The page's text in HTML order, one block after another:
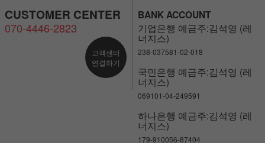
CUSTOMER CENTER
070-4446-2823
고객센터
연결하기
BANK ACCOUNT
기업은행 예금주:김석영 (레
너지스)
238-037581-02-018
국민은행 예금주:김석영 (레
너지스)
069101-04-249591
하나은행 예금주:김석영 (레
너지스)
179-910056-87404